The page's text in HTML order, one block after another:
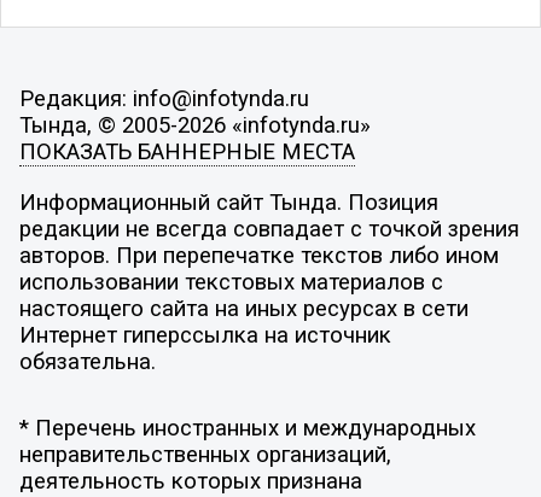
Редакция: info@infotynda.ru
Тында, © 2005-2026 «infotynda.ru»
ПОКАЗАТЬ БАННЕРНЫЕ МЕСТА
Информационный сайт Тында. Позиция
редакции не всегда совпадает с точкой зрения
авторов. При перепечатке текстов либо ином
использовании текстовых материалов с
настоящего сайта на иных ресурсах в сети
Интернет гиперссылка на источник
обязательна.
* Перечень иностранных и международных
неправительственных организаций,
деятельность которых признана